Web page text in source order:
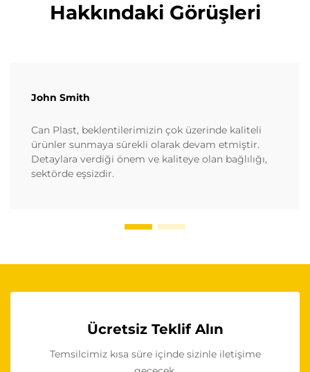
Hakkındaki Görüşleri
John Smith
Can Plast, beklentilerimizin çok üzerinde kaliteli
ürünler sunmaya sürekli olarak devam etmiştir.
Detaylara verdiği önem ve kaliteye olan bağlılığı,
sektörde eşsizdir.
Ücretsiz Teklif Alın
Temsilcimiz kısa süre içinde sizinle iletişime